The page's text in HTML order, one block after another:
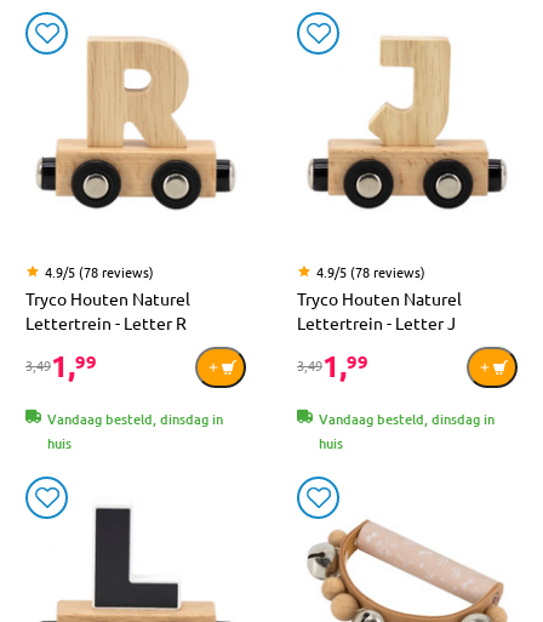
4.9/5 (78 reviews)
Tryco Houten Naturel
Lettertrein - Letter R
3,491,99
Vandaag besteld, dinsdag in
huis
4.9/5 (78 reviews)
Tryco Houten Naturel
Lettertrein - Letter J
3,491,99
Vandaag besteld, dinsdag in
huis